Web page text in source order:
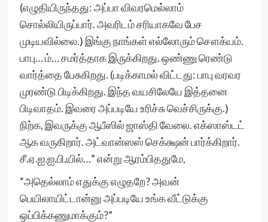
(எழுதியிருந்தது: அப்பா விவரமெல்லாம்
சொல்லியிருப்பார். அவரிடம் சரியாகவே பேச
முடியவில்லை.) இங்கு நாங்கள் எல்லோரும் சௌக்யம்.
பாபு… ம்… சமர்த்தாக இருக்கிறது. ஒண்ணு ரெண்டு
வார்த்தை பேசுகிறது. (படிக்காமல் விட்டது: பாபு வரவர
முரண்டு பிடிக்கிறது. இந்த வயசிலேயே இத்தனை
பிடிவாதம். இவரை அப்படியே உரிச்சு வெச்சிருக்கு.)
நிற்க, இவருக்கு ஆபீஸில் ஜாஸ்தி வேலை. எக்ஸாஸ்டட்
ஆக வருகிறார். அட்வான்ஸஸ் செக்க்ஷன் பார்க்கிறார்.
சீ.ஏ.ஐ.ஐ.பி.யில்…” என்று ஆரம்பிததுமே,
“அதெல்லாம் எதுக்கு எழுதறே? அவன்
பெயிலாயிட்டான்னு அப்படியே உங்க வீட்டுக்கு
ஒப்பிக்கணுமாக்கும்?”